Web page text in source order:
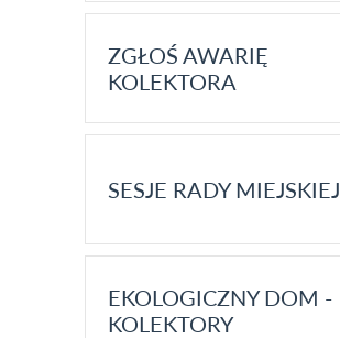
ZGŁOŚ AWARIĘ
KOLEKTORA
SESJE RADY MIEJSKIEJ
EKOLOGICZNY DOM -
KOLEKTORY